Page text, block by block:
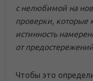
с нелюбимой на
проверки, которые
истинность
от
Чтобы это